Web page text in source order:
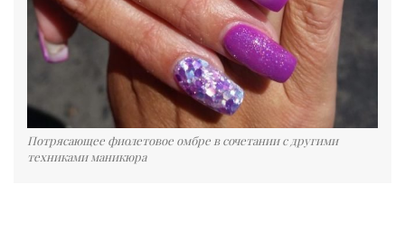
Потрясающее фиолетовое омбре в сочетании с другими
техниками маникюра